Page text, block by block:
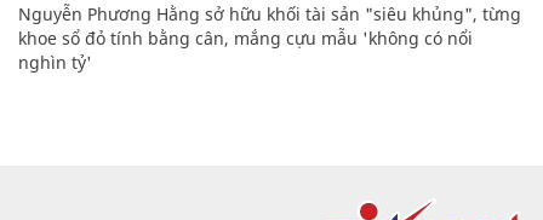
Nguyễn Phương Hằng sở hữu khối tài sản "siêu khủng", từng
khoe sổ đỏ tính bằng cân, mắng cựu mẫu 'không có nổi
nghìn tỷ'